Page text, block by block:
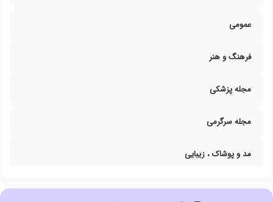
عمومی
فرهنگ و هنر
مجله پزشکی
مجله سرگرمی
مد و پوشاک ، زیبایی